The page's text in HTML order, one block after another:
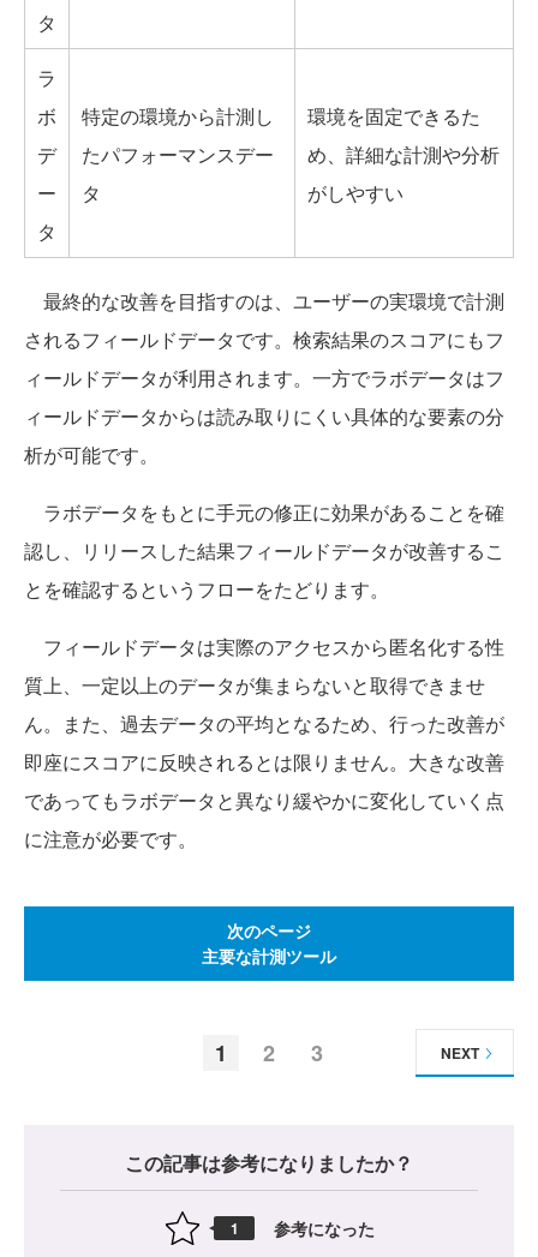
タ
ラ
ボ
デ
ー
タ
特定の環境から計測し
たパフォーマンスデー
タ
環境を固定できるた
め、詳細な計測や分析
がしやすい
最終的な改善を目指すのは、ユーザーの実環境で計測
されるフィールドデータです。検索結果のスコアにもフ
ィールドデータが利用されます。一方でラボデータはフ
ィールドデータからは読み取りにくい具体的な要素の分
析が可能です。
ラボデータをもとに手元の修正に効果があることを確
認し、リリースした結果フィールドデータが改善するこ
とを確認するというフローをたどります。
フィールドデータは実際のアクセスから匿名化する性
質上、一定以上のデータが集まらないと取得できませ
ん。また、過去データの平均となるため、行った改善が
即座にスコアに反映されるとは限りません。大きな改善
であってもラボデータと異なり緩やかに変化していく点
に注意が必要です。
次のページ
主要な計測ツール
1 2 3 NEXT
この記事は参考になりましたか？
1 参考になった